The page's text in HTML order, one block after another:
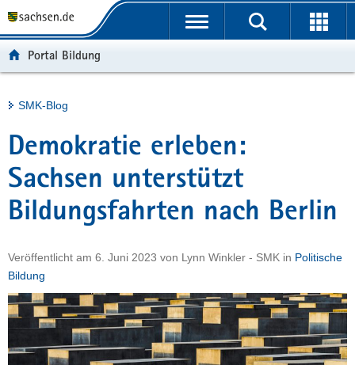
t
b
e
r
g
r
f
e
n
d
N
u
n
h
a
l
t
e
v
c
e
Portalübergreifende
Portal Bildung
Hauptinhalt
SMK-Blog
Demokratie erleben:
Sachsen unterstützt
Bildungsfahrten nach Berlin
Veröffentlicht am 6. Juni 2023 von Lynn Winkler - SMK in Politische
Bildung